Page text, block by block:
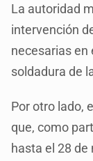
La autoridad
intervención
necesarias en
soldadura de
Por otro lado,
que, como
hasta el 28